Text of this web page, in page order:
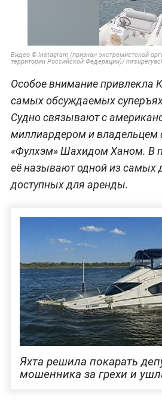
Видео © Instagram (признан экстремистской
территории Российской Федерации)/
Особое внимание привлекла
самых обсуждаемых
Судно связывают с
миллиардером и владельцем
«Фулхэм» Шахидом Ханом. В
её называют одной из самых
доступных для аренды.
Яхта решила покарать
мошенника за грехи и